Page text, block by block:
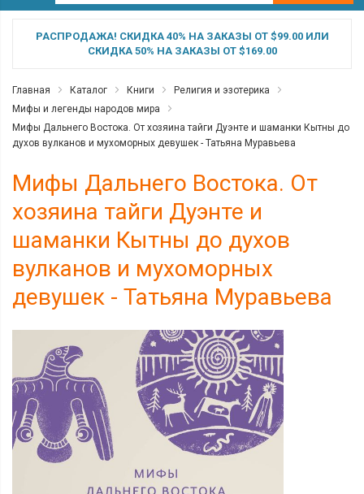
РАСПРОДАЖА! СКИДКА 40% НА ЗАКАЗЫ ОТ $99.00 ИЛИ
СКИДКА 50% НА ЗАКАЗЫ ОТ $169.00
Главная Каталог Книги
Религия и эзотерика
Мифы и легенды народов мира
Мифы Дальнего Востока. От хозяина тайги Дуэнте и шаманки Кытны до
духов вулканов и мухоморных девушек - Татьяна Муравьева
Мифы Дальнего Востока. От
хозяина тайги Дуэнте и
шаманки Кытны до духов
вулканов и мухоморных
девушек - Татьяна Муравьева